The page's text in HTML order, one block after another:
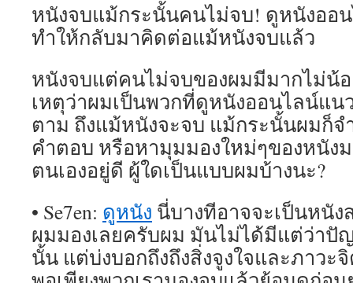
หนังจบแม้กระนั้นคนไม่จบ! ดูหนังออ
ทำให้กลับมาคิดต่อแม้หนังจบแล้ว
หนังจบแต่คนไม่จบของผมมีมากไม่น้อ
เหตุว่าผมเป็นพวกที่ดูหนังออนไลน์แ
ตาม ถึงแม้หนังจะจบ แม้กระนั้นผมก็
คำตอบ หรือหามุมมองใหม่ๆของหนัง
ตนเองอยู่ดี ผู้ใดเป็นแบบผมบ้างนะ?
• Se7en: ดูหนัง นี่บางทีอาจจะเป็นหนัง
ผมมองเลยครับผม มันไม่ได้มีแต่ว่าปั
นั้น แต่บ่งบอกถึงถึงสิ่งจูงใจและภาวะ